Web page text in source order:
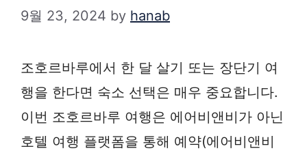
9월 23, 2024 by hanab
조호르바루에서 한 달 살기 또는 장단기 여
행을 한다면 숙소 선택은 매우 중요합니다.
이번 조호르바루 여행은 에어비앤비가 아닌
호텔 여행 플랫폼을 통해 예약(에어비앤비